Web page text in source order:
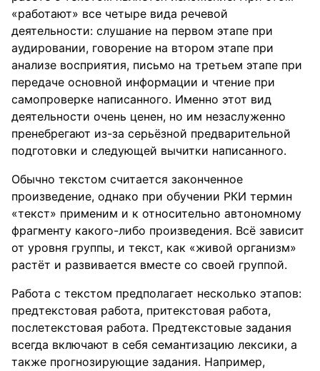
«работают» все четыре вида речевой
деятельности: слушание на первом этапе при
аудировании, говорение на втором этапе при
анализе восприятия, письмо на третьем этапе при
передаче основной информации и чтение при
самопроверке написанного. Именно этот вид
деятельности очень ценен, но им незаслуженно
пренебрегают из-за серьёзной предварительной
подготовки и следующей вычитки написанного.
Обычно текстом считается законченное
произведение, однако при обучении РКИ термин
«текст» применим и к относительно автономному
фрагменту какого-либо произведения. Всё зависит
от уровня группы, и текст, как «живой организм»
растёт и развивается вместе со своей группой.
Работа с текстом предполагает несколько этапов:
предтекстовая работа, притекстовая работа,
послетекстовая работа. Предтекстовые задания
всегда включают в себя семантизацию лексики, а
также прогнозирующие задания. Например,